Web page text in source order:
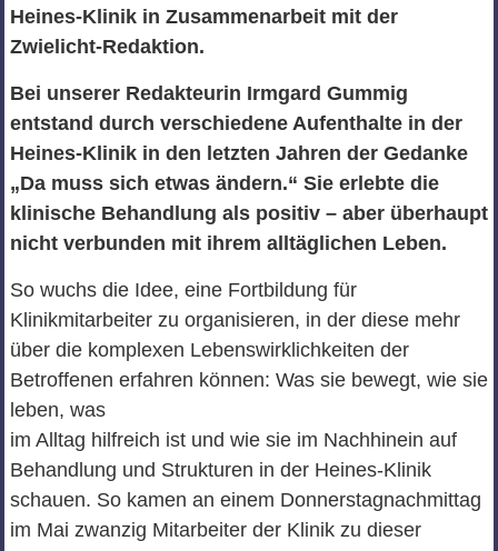
Heines-Klinik in Zusammenarbeit mit der
Zwielicht-Redaktion.
Bei unserer Redakteurin Irmgard Gummig
entstand durch verschiedene Aufenthalte in der
Heines-Klinik in den letzten Jahren der Gedanke
„Da muss sich etwas ändern.“ Sie erlebte die
klinische Behandlung als positiv – aber überhaupt
nicht verbunden mit ihrem alltäglichen Leben.
So wuchs die Idee, eine Fortbildung für
Klinikmitarbeiter zu organisieren, in der diese mehr
über die komplexen Lebenswirklichkeiten der
Betroffenen erfahren können: Was sie bewegt, wie sie
leben, was
im Alltag hilfreich ist und wie sie im Nachhinein auf
Behandlung und Strukturen in der Heines-Klinik
schauen. So kamen an einem Donnerstagnachmittag
im Mai zwanzig Mitarbeiter der Klinik zu dieser